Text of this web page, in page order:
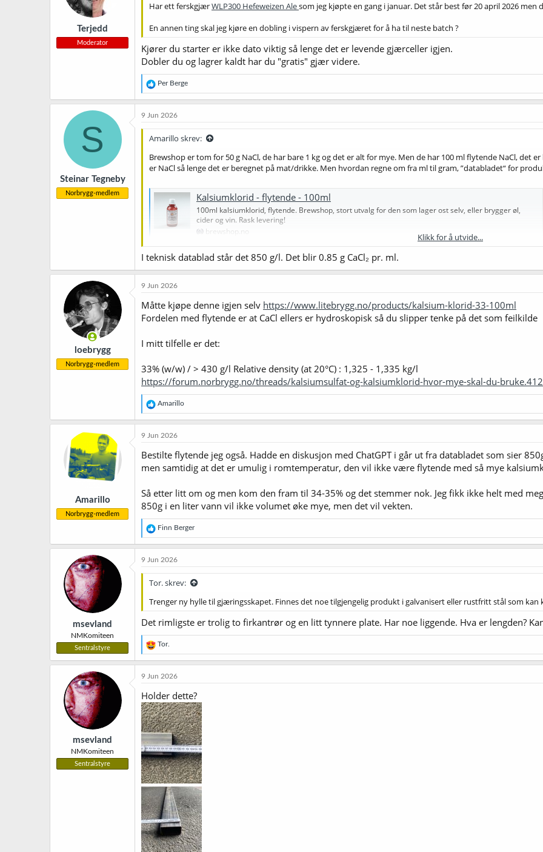
Terjedd
Moderator
Har ett ferskgjærWLP300 Hefeweizen Alesom jeg kjøpte en gang i januar. Det står best før 20 april 2026 men
En annen ting skal jeg kjøre en dobling i vispern av ferskgjæret for å ha til neste batch ?
Kjører du starter er ikke dato viktig så lenge det er levende gjærceller igjen.
Dobler du og lagrer kaldt har du "gratis" gjær videre.
R
e
a
j
o
e
r
Per Berge
S
Steinar Tegneby
Norbrygg-medlem
9 Jun 2026
Amarillo skrev:
Brewshop er tom for 50 g NaCl, de har bare 1 kg og det er alt for mye. Men de har 100 ml flytende NaCl, det
er NaCl så lenge det er beregnet på mat/drikke. Men hvordan regne om fra ml til gram, ”databladet“ for
Kalsiumklorid - flytende - 100ml
100ml kalsiumklorid, flytende. Brewshop, stort utvalg for den som lager ost selv, eller brygger øl,
cider og vin. Rask levering!
brewshop.no
Klikk for å utvide...
I teknisk datablad står det 850 g/l. Det blir 0.85 g CaCl₂ pr. ml.
loebrygg
Norbrygg-medlem
9 Jun 2026
Måtte kjøpe denne igjen selv https://www.litebrygg.no/products/kalsium-klorid-33-100ml
Fordelen med flytende er at CaCl ellers er hydroskopisk så du slipper tenke på det som feilkilde
I mitt tilfelle er det:
33% (w/w) / > 430 g/l Relative density (at 20°C) : 1,325 - 1,335 kg/l
https://forum.norbrygg.no/threads/kalsiumsulfat-og-kalsiumklorid-hvor-mye-skal-du-
R
e
a
j
n
r
Amarillo
Amarillo
Norbrygg-medlem
9 Jun 2026
Bestilte flytende jeg også. Hadde en diskusjon med ChatGPT i går ut fra databladet som sier
men samtidig at det er umulig i romtemperatur, den vil ikke være flytende med så mye
Så etter litt om og men kom den fram til 34-35% og det stemmer nok. Jeg fikk ikke helt med
850g i en liter vann vil ikke volumet øke mye, men det vil vekten.
R
e
a
j
o
e
Finn Berger
msevland
NMKomiteen
Sentralstyre
9 Jun 2026
Tor. skrev:
Trenger ny hylle til gjæringsskapet. Finnes det noe tilgjengelig produkt i galvanisert eller rustfritt stål som kan
Det rimligste er trolig to firkantrør og en litt tynnere plate. Har noe liggende. Hva er lengden?
R
e
a
o
n
e
r
Tor.
msevland
NMKomiteen
Sentralstyre
9 Jun 2026
Holder dette?